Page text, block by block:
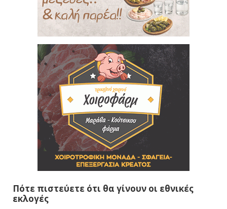
Πότε πιστεύετε ότι θα γίνουν οι εθνικές
εκλογές